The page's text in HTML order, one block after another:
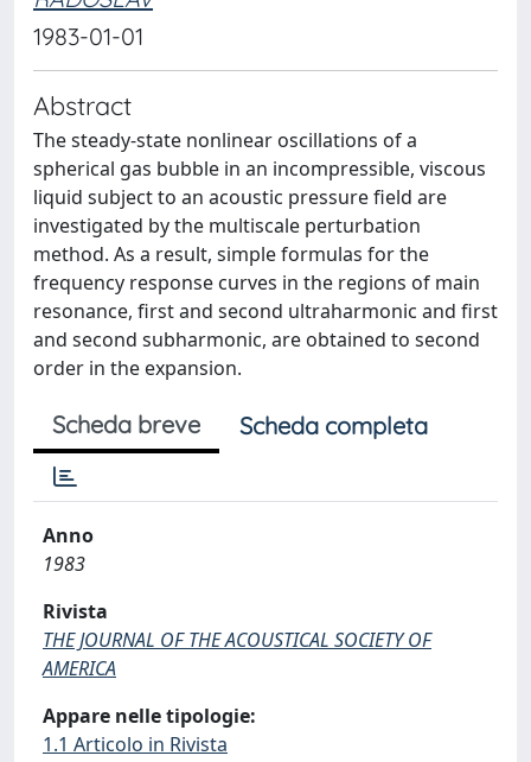
1983-01-01
Abstract
The steady-state nonlinear oscillations of a
spherical gas bubble in an incompressible, viscous
liquid subject to an acoustic pressure field are
investigated by the multiscale perturbation
method. As a result, simple formulas for the
frequency response curves in the regions of main
resonance, first and second ultraharmonic and first
and second subharmonic, are obtained to second
order in the expansion.
Scheda breve Scheda completa
Anno
1983
Rivista
THE JOURNAL OF THE ACOUSTICAL SOCIETY OF
AMERICA
Appare nelle tipologie:
1.1 Articolo in Rivista